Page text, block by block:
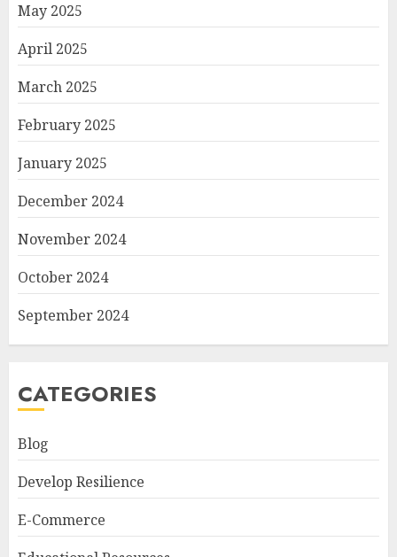
May 2025
April 2025
March 2025
February 2025
January 2025
December 2024
November 2024
October 2024
September 2024
CATEGORIES
Blog
Develop Resilience
E-Commerce